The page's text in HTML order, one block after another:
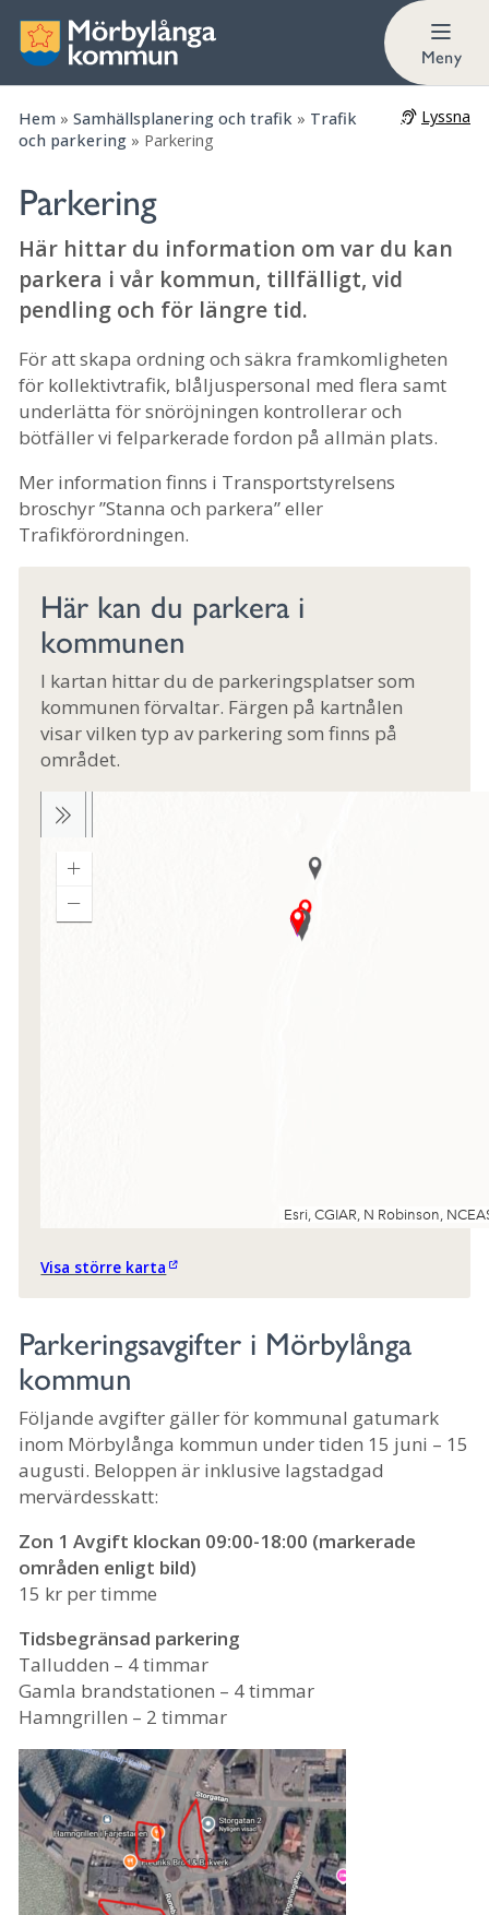
Meny
Hem » Samhällsplanering och trafik » Trafik
och parkering » Parkering
Lyssna
Parkering
Här hittar du information om var du kan
parkera i vår kommun, tillfälligt, vid
pendling och för längre tid.
För att skapa ordning och säkra framkomligheten
för kollektivtrafik, blåljuspersonal med flera samt
underlätta för snöröjningen kontrollerar och
bötfäller vi felparkerade fordon på allmän plats.
Mer information finns i Transportstyrelsens
broschyr ”Stanna och parkera” eller
Trafikförordningen.
Här kan du parkera i
kommunen
I kartan hittar du de parkeringsplatser som
kommunen förvaltar. Färgen på kartnålen
visar vilken typ av parkering som finns på
området.
Visa större karta
Parkeringsavgifter i Mörbylånga
kommun
Följande avgifter gäller för kommunal gatumark
inom Mörbylånga kommun under tiden 15 juni – 15
augusti. Beloppen är inklusive lagstadgad
mervärdesskatt:
Zon 1 Avgift klockan 09:00-18:00 (markerade
områden enligt bild)
15 kr per timme
Tidsbegränsad parkering
Talludden – 4 timmar
Gamla brandstationen – 4 timmar
Hamngrillen – 2 timmar
Här kan du parkera i kommunen